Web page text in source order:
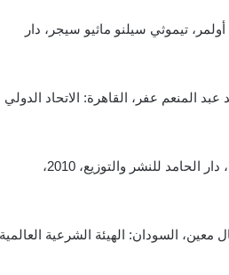
تيموثي سيلنو ماثيو سيجر، دار
المنعم عفر، القاهرة: الاتحاد الدولي
([5]) _ مؤسسات الزكاة وتقييم دورها الاقتصادي، محمد عبد الحميد فرحان، دار الحامد للنشر والتوزيع، 2010،
معين، السودان: الهيئة الشرعية العالمية